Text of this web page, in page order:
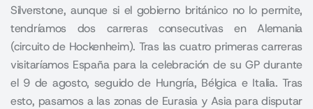
Silverstone, aunque si el gobierno británico no lo permite,
tendríamos dos carreras consecutivas en Alemania
(circuito de Hockenheim). Tras las cuatro primeras carreras
visitaríamos España para la celebración de su GP durante
el 9 de agosto, seguido de Hungría, Bélgica e Italia. Tras
esto, pasamos a las zonas de Eurasia y Asia para disputar